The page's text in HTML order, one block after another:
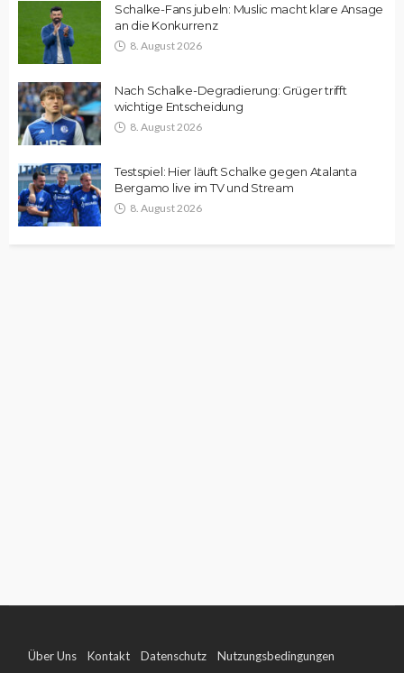
Schalke-Fans jubeln: Muslic macht klare Ansage
an die Konkurrenz
8. August 2026
Nach Schalke-Degradierung: Grüger trifft
wichtige Entscheidung
8. August 2026
Testspiel: Hier läuft Schalke gegen Atalanta
Bergamo live im TV und Stream
8. August 2026
Über Uns Kontakt Datenschutz Nutzungsbedingungen